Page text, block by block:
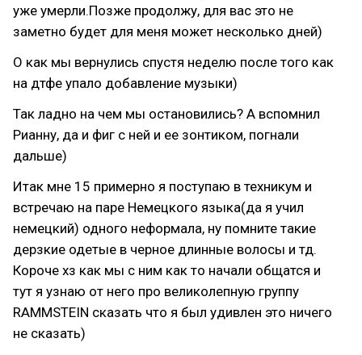
уже умерли.Позже продолжу, для вас это не
заметно будет для меня может несколько дней)
О как мы вернулись спустя неделю после того как
на дтфе упало добавление музыки)
Так ладно на чем мы остановились? А вспомнил
Рианну, да и фиг с ней и ее зонтиком, погнали
дальше)
Итак мне 15 примерно я поступаю в техникум и
встречаю на паре Немецкого языка(да я учил
немецкий) одного неформала, ну помните такие
дерзкие одетые в черное длинные волосы и тд.
Короче хз как мы с ним как то начали общатся и
тут я узнаю от него про великолепную группу
RAMMSTEIN сказать что я был удивлен это ничего
не сказать)